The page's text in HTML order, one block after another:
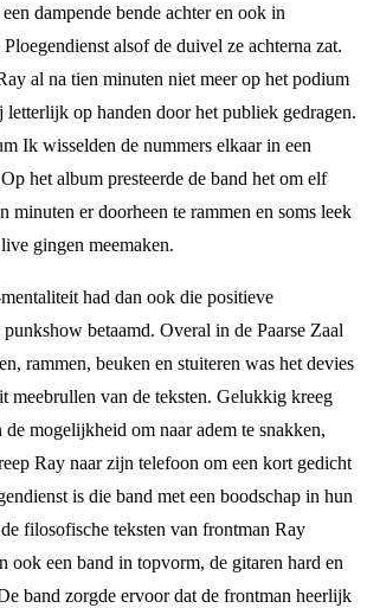
dampende bende achter en ook in
alsof de duivel ze achterna zat.
al na tien minuten niet meer op het podium
op handen door het publiek gedragen.
Ik wisselden de nummers elkaar in een
het album presteerde de band het om elf
minuten er doorheen te rammen en soms leek
gingen meemaken.
had dan ook die positieve
betaamd. Overal in de Paarse Zaal
rammen, beuken en stuiteren was het devies
meebrullen van de teksten. Gelukkig kreeg
mogelijkheid om naar adem te snakken,
Ray naar zijn telefoon om een kort gedicht
is die band met een boodschap in hun
filosofische teksten van frontman Ray
ook een band in topvorm, de gitaren hard en
band zorgde ervoor dat de frontman heerlijk